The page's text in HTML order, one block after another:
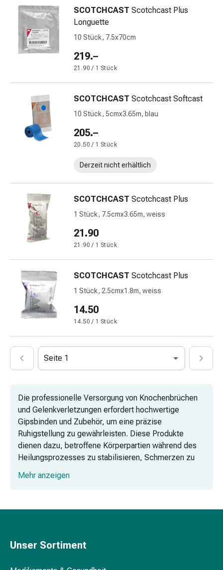
Nasenmittel
Atmungstraktbeschwerden
Infektionen
Windpocken
Stoffwechsel
Osteoporose
und
-
mittel
Mücken-
Zeckenschutz
Anti-
Wurmmittel
Rezeptpflichtige
Arzneimittel
Rezeptpflichtige
Arzneimittel
Vaginalbeschwerden
Wechseljahre
Scheideninfektion
Vaginalgesundheit
Vitamine
Vitamine
&
Mundgesundheit
Kariesprophylaxe
Trockener
Mund
(Xerostomie)
Munddesinfektionsmittel
Mundentzündungen
Haarausfallpräparate
Kopfläuse
SCOTCHCAST Scotchcast Plus
Longuette
10 Stück, 7.5x70cm
219.–
21.90 / 1 Stück
SCOTCHCAST Scotchcast Softcast
10 Stück, 5cmx3.65m, blau
205.–
20.50 / 1 Stück
Derzeit nicht erhältlich
SCOTCHCAST Scotchcast Plus
1 Stück, 7.5cmx3.65m, weiss
21.90
21.90 / 1 Stück
SCOTCHCAST Scotchcast Plus
1 Stück, 2.5cmx1.8m, weiss
14.50
14.50 / 1 Stück
Seite 1
Die professionelle Versorgung von Knochenbrüchen
und Gelenkverletzungen erfordert hochwertige
Gipsbinden und Zubehör, um eine präzise
Ruhigstellung zu gewährleisten. Diese Produkte
dienen dazu, betroffene Körperpartien während des
Heilungsprozesses zu stabilisieren, Schmerzen zu
lindern und Fehlstellungen vorzubeugen. Eine
fachgerechte Applikation kombiniert dabei
Gips- und Castverbände im Vergleich
Mehr anzeigen
Unser Sortiment